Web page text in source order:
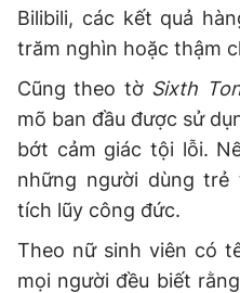
Bilibili, các kết quả
trăm nghìn hoặc thậm
Cũng theo tờ Sixth
mõ ban đầu được sử
bớt cảm giác tội lỗi.
những người dùng
tích lũy công đức.
Theo nữ sinh viên có
mọi người đều biết